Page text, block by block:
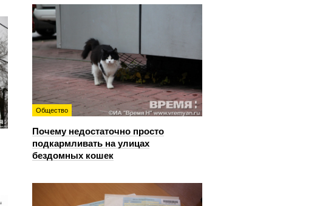
Общество
Почему недостаточно просто
подкармливать на улицах
бездомных кошек